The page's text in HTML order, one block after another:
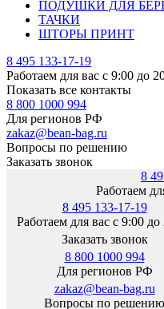
ПОДУШКИ ДЛЯ
ТАЧКИ
ШТОРЫ ПРИНТ
8 495 133-17-19
Работаем для вас с 9:00 до
Показать все контакты
8 800 1000 994
Для регионов РФ
zakaz@bean-bag.ru
Вопросы по решению
Заказать звонок
8
Работаем
8 495 133-17-19
Работаем для вас с 9:00 до
Заказать звонок
8 800 1000 994
Для регионов РФ
zakaz@bean-bag.ru
Вопросы по решению